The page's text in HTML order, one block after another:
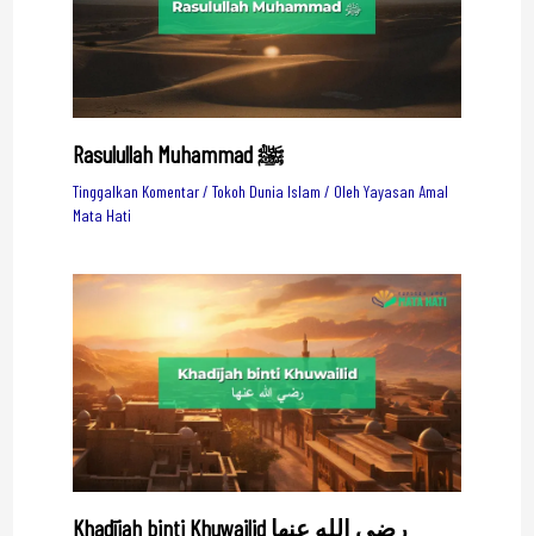
Rasulullah Muhammad ﷺ
Tinggalkan Komentar/ Tokoh Dunia Islam / Oleh Yayasan Amal
Mata Hati
Khadījah binti Khuwailid رضي الله عنها